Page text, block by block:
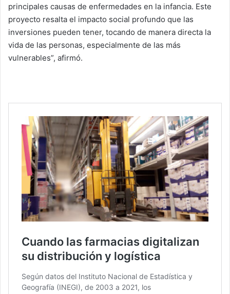
principales causas de enfermedades en la infancia. Este
proyecto resalta el impacto social profundo que las
inversiones pueden tener, tocando de manera directa la
vida de las personas, especialmente de las más
vulnerables”, afirmó.